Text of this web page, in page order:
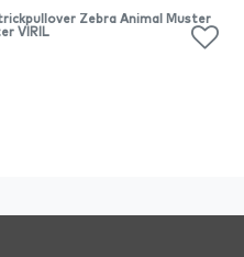
Zebra Animal Muster
VIRIL